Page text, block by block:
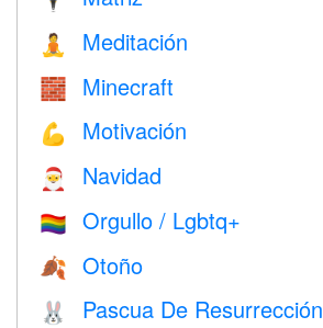
🧘 Meditación
🧱 Minecraft
💪 Motivación
🎅 Navidad
🏳️‍🌈 Orgullo / Lgbtq+
🍂 Otoño
🐰 Pascua De Resurrección